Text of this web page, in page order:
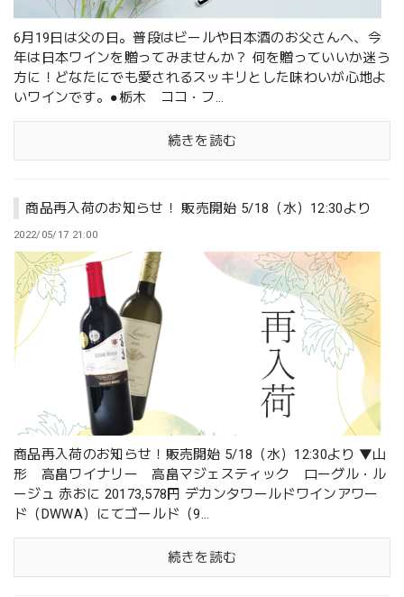
6月19日は父の日。普段はビールや日本酒のお父さんへ、今
年は日本ワインを贈ってみませんか？ 何を贈っていいか迷う
方に！どなたにでも愛されるスッキリとした味わいが心地よ
いワインです。●栃木 ココ・フ...
続きを読む
商品再入荷のお知らせ！ 販売開始 5/18（水）12:30より
2022/05/17 21:00
商品再入荷のお知らせ！販売開始 5/18（水）12:30より ▼山
形 高畠ワイナリー 高畠マジェスティック ローグル・ル
ージュ 赤おに 20173,578円 デカンタワールドワインアワー
ド（DWWA）にてゴールド（9...
続きを読む